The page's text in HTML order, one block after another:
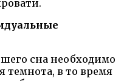
сна необходимо
темнота, в то время